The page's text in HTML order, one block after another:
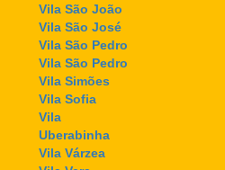
Vila São João
Vila São José
Vila São Pedro
Vila São Pedro
Vila Simões
Vila Sofia
Vila
Uberabinha
Vila Várzea